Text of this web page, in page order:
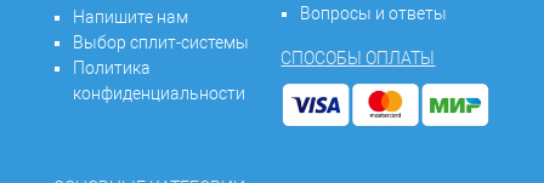
Напишите нам
Выбор сплит-системы
Политика
конфиденциальности
Вопросы и ответы
СПОСОБЫ ОПЛАТЫ